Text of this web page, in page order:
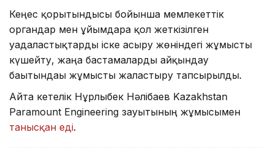
Кеңес қорытындысы бойынша мемлекеттік
органдар мен ұйымдарға қол жеткізілген
уағдаластықтарды іске асыру жөніндегі жұмысты
күшейту, жаңа бастамаларды айқындау
бағытындағы жұмысты жалғастыру тапсырылды.
Айта кетелік Нұрлыбек Нәлібаев Kazakhstan
Paramount Engineering зауытының жұмысымен
танысқан еді.